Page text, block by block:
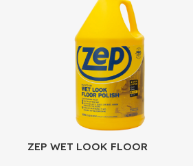
ZEP WET LOOK FLOOR